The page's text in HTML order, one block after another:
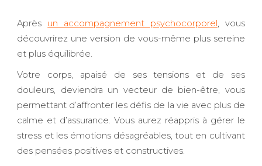
Après un accompagnement psychocorporel
vous
découvrirez une version de vous-même plus sereine
et plus équilibrée.
Votre corps, apaisé de ses tensions et de ses
douleurs, deviendra un vecteur de bien-être, vous
permettant d’affronter les défis de la vie avec plus de
calme et d’assurance. Vous aurez réappris à gérer le
stress et les émotions désagréables, tout en cultivant
des pensées positives et constructives.